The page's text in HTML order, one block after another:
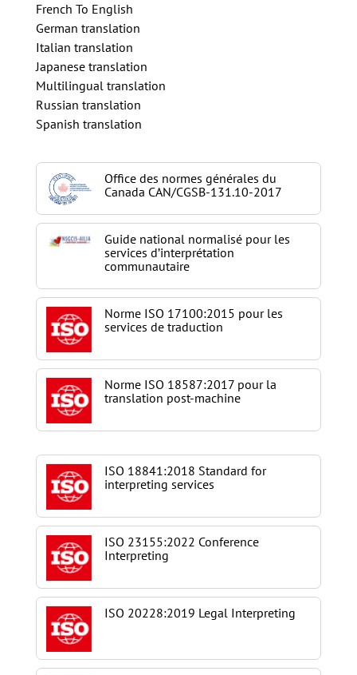
French To English
German translation
Italian translation
Japanese translation
Multilingual translation
Russian translation
Spanish translation
Office des normes générales du
Canada CAN/CGSB-131.10-2017
Guide national normalisé pour les
services d’interprétation
communautaire
Norme ISO 17100:2015 pour les
services de traduction
Norme ISO 18587:2017 pour la
translation post-machine
ISO 18841:2018 Standard for
interpreting services
ISO 23155:2022 Conference
Interpreting
ISO 20228:2019 Legal Interpreting